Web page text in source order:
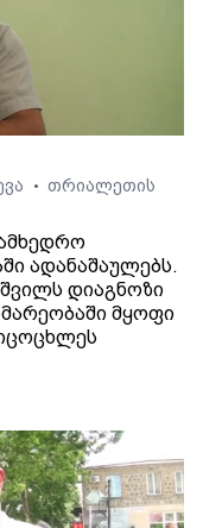
• თრიალეთის
ადანაშაულებს.
შვილს დიაგნოზი
მყოფი